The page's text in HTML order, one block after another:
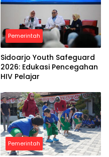
Pemerintah
Sidoarjo Youth Safeguard
2026: Edukasi Pencegahan
HIV Pelajar
Pemerintah